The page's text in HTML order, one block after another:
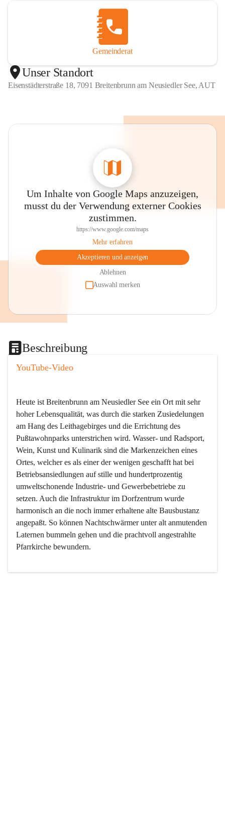
Gemeinderat
Unser Standort
Eisenstädterstraße 18, 7091 Breitenbrunn am Neusiedler See, AUT
Um Inhalte von Google Maps anzuzeigen,
musst du der Verwendung externer Cookies
zustimmen.
https://www.google.com/maps
Mehr erfahren
Akzeptieren und anzeigen
Ablehnen
Auswahl merken
Beschreibung
YouTube-Video
Heute ist Breitenbrunn am Neusiedler See ein Ort mit sehr
hoher Lebensqualität, was durch die starken Zusiedelungen
am Hang des Leithagebirges und die Errichtung des
Pußtawohnparks unterstrichen wird. Wasser- und Radsport,
Wein, Kunst und Kulinarik sind die Markenzeichen eines
Ortes, welcher es als einer der wenigen geschafft hat bei
Betriebsansiedlungen auf stille und hundertprozentig
umweltschonende Industrie- und Gewerbebetriebe zu
setzen. Auch die Infrastruktur im Dorfzentrum wurde
harmonisch an die noch immer erhaltene alte Bausbustanz
angepaßt. So können Nachtschwärmer unter alt anmutenden
Laternen bummeln gehen und die prachtvoll angestrahlte
Pfarrkirche bewundern.
Der Weinbau dominert heute nicht mehr, ist aber integrativer